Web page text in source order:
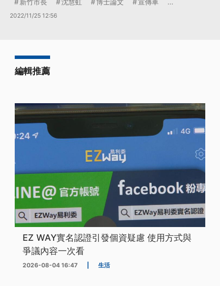
2022/11/25 12:56
編輯推薦
EZ WAY實名認證引發個資疑慮 使用方式與
爭議內容一次看
2026-08-04 16:47 生活